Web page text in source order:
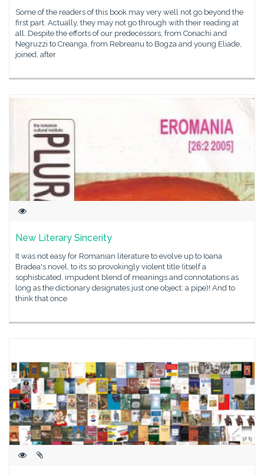
Some of the readers of this book may very well not go beyond the
first part. Actually, they may not go through with their reading at
all. Despite the efforts of our predecessors, from Conachi and
Negruzzi to Creanga, from Rebreanu to Bogza and young Eliade,
joined, after
New Literary Sincerity
It was not easy for Romanian literature to evolve up to Ioana
Bradea's novel, to its so provokingly violent title (itself a
sophisticated, impudent blend of meanings and connotations as
long as the dictionary designates just one object: a pipe)! And to
think that once